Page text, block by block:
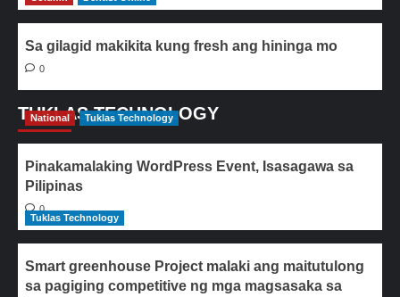
Sa gilagid makikita kung fresh ang hininga mo
0
TUKLAS TECHNOLOGY
National Tuklas Technology
Pinakamalaking WordPress Event, Isasagawa sa
Pilipinas
0
Tuklas Technology
Smart greenhouse Project malaki ang maitutulong
sa pagiging competitive ng mga magsasaka sa